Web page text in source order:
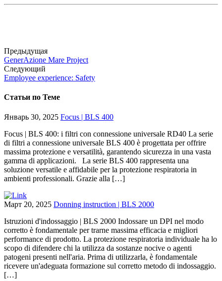
Предыдущая
GenerAzione Mare Project
Следующий
Employee experience: Safety
Статьи по Теме
Январь 30, 2025 Focus | BLS 400
Focus | BLS 400: i filtri con connessione universale RD40 La serie
di filtri a connessione universale BLS 400 è progettata per offrire
massima protezione e versatilità, garantendo sicurezza in una vasta
gamma di applicazioni. La serie BLS 400 rappresenta una
soluzione versatile e affidabile per la protezione respiratoria in
ambienti professionali. Grazie alla […]
Март 20, 2025 Donning instruction | BLS 2000
Istruzioni d'indossaggio | BLS 2000 Indossare un DPI nel modo
corretto è fondamentale per trarne massima efficacia e migliori
performance di prodotto. La protezione respiratoria individuale ha lo
scopo di difendere chi la utilizza da sostanze nocive o agenti
patogeni presenti nell'aria. Prima di utilizzarla, è fondamentale
ricevere un'adeguata formazione sul corretto metodo di indossaggio.
[…]